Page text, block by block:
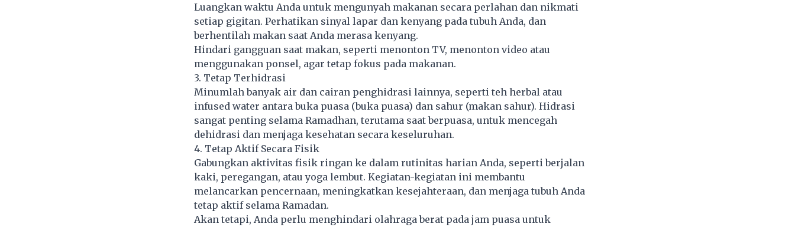
Luangkan waktu Anda untuk mengunyah makanan secara perlahan dan nikmati
setiap gigitan. Perhatikan sinyal lapar dan kenyang pada tubuh Anda, dan
berhentilah makan saat Anda merasa kenyang.
Hindari gangguan saat makan, seperti menonton TV, menonton video atau
menggunakan ponsel, agar tetap fokus pada makanan.
3. Tetap Terhidrasi
Minumlah banyak air dan cairan penghidrasi lainnya, seperti teh herbal atau
infused water antara buka puasa (buka puasa) dan sahur (makan sahur). Hidrasi
sangat penting selama Ramadhan, terutama saat berpuasa, untuk mencegah
dehidrasi dan menjaga kesehatan secara keseluruhan.
4. Tetap Aktif Secara Fisik
Gabungkan aktivitas fisik ringan ke dalam rutinitas harian Anda, seperti berjalan
kaki, peregangan, atau yoga lembut. Kegiatan-kegiatan ini membantu
melancarkan pencernaan, meningkatkan kesejahteraan, dan menjaga tubuh Anda
tetap aktif selama Ramadan.
Akan tetapi, Anda perlu menghindari olahraga berat pada jam puasa untuk